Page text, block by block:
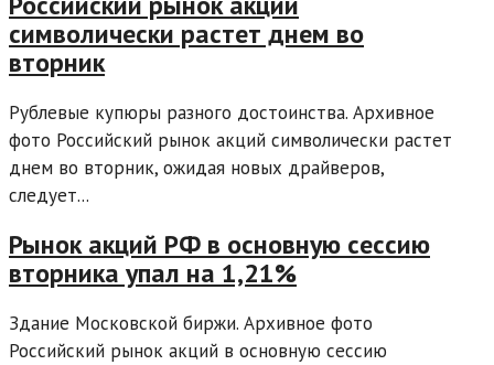
символически растет днем во
вторник
Рублевые купюры разного достоинства. Архивное
фото Российский рынок акций символически растет
днем во вторник, ожидая новых драйверов,
следует...
Рынок акций РФ в основную сессию
вторника упал на 1,21%
Здание Московской биржи. Архивное фото
Российский рынок акций в основную сессию